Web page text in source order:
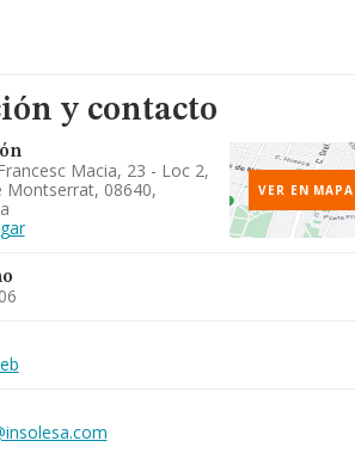
y contacto
Macia, 23 - Loc 2,
Montserrat, 08640,
VER EN MAPA